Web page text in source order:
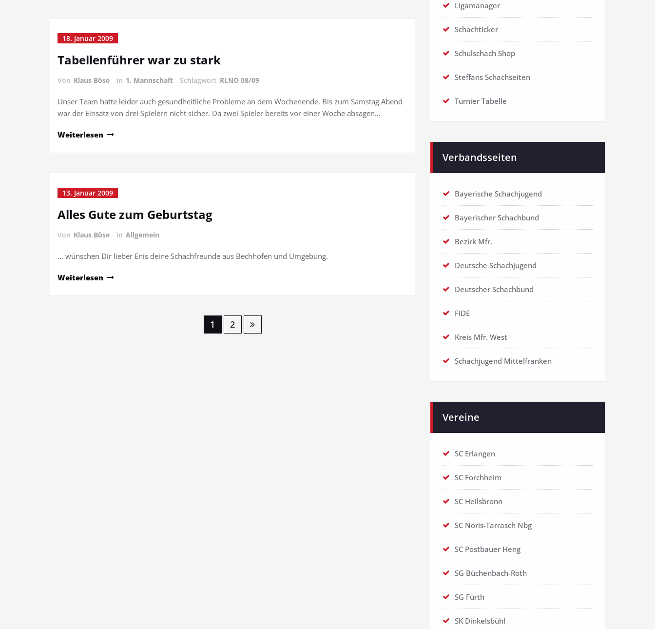
18. Januar 2009
Tabellenführer war zu stark
Von Klaus Böse in 1. Mannschaft Schlagwort RLNO 08/09
Unser Team hatte leider auch gesundheitliche Probleme an dem Wochenende. Bis zum Samstag Abend
war der Einsatz von drei Spielern nicht sicher. Da zwei Spieler bereits vor einer Woche absagen…
Weiterlesen
13. Januar 2009
Alles Gute zum Geburtstag
Von Klaus Böse in Allgemein
... wünschen Dir lieber Enis deine Schachfreunde aus Bechhofen und Umgebung.
Weiterlesen
1 2
Ligamanager
Schachticker
Schulschach Shop
Steffans Schachseiten
Turnier Tabelle
Verbandsseiten
Bayerische Schachjugend
Bayerischer Schachbund
Bezirk Mfr.
Deutsche Schachjugend
Deutscher Schachbund
FIDE
Kreis Mfr. West
Schachjugend Mittelfranken
Vereine
SC Erlangen
SC Forchheim
SC Heilsbronn
SC Noris-Tarrasch Nbg
SC Postbauer Heng
SG Büchenbach-Roth
SG Fürth
SK Dinkelsbühl